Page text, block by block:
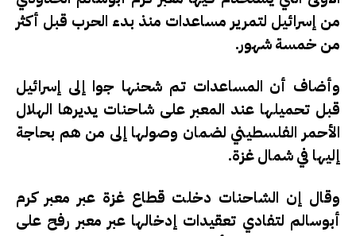
من إسرائيل لتمرير مساعدات منذ بدء الحرب قبل أكثر
من خمسة شهور.
وأضاف أن المساعدات تم شحنها جوا إلى إسرائيل
قبل تحميلها عند المعبر على شاحنات يديرها الهلال
الأحمر الفلسطيني لضمان وصولها إلى من هم بحاجة
إليها في شمال غزة.
وقال إن الشاحنات دخلت قطاع غزة عبر معبر كرم
أبوسالم لتفادي تعقيدات إدخالها عبر معبر رفح على